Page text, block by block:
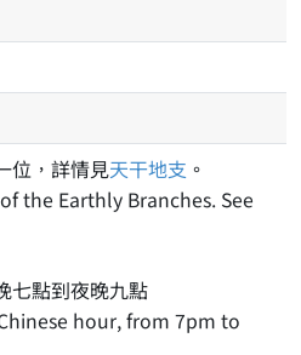
位，詳情見天干地支 。
the Earthly Branches. See
七點到夜晚九點
hour, from 7pm to